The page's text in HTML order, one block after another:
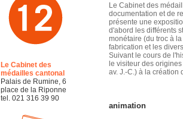
Le Cabinet des
médailles cantonal
Palais de Rumine, 6
place de la Riponne
tel. 021 316 39 90
Le Cabinet des
documentation et de
présente une
d'abord les différents
monétaire (du troc à
fabrication et les
Suivant le cours de
le visiteur des
av. J.-C.) à la création
animation